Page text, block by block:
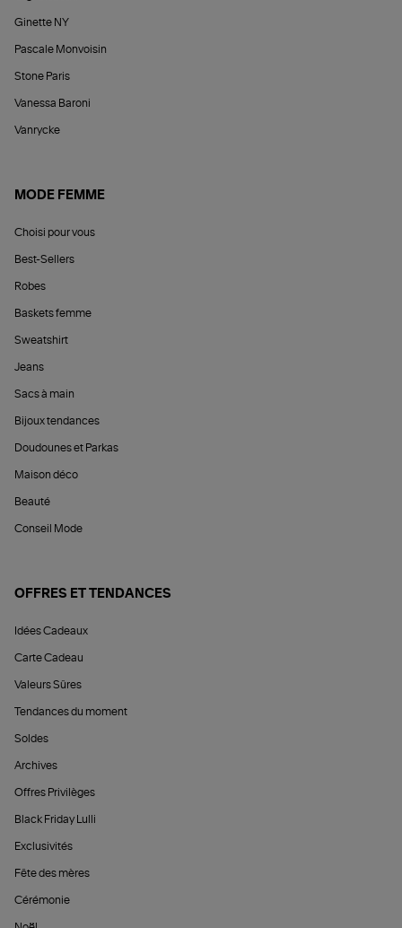
Ginette NY
Pascale Monvoisin
Stone Paris
Vanessa Baroni
Vanrycke
MODE FEMME
Choisi pour vous
Best-Sellers
Robes
Baskets femme
Sweatshirt
Jeans
Sacs à main
Bijoux tendances
Doudounes et Parkas
Maison déco
Beauté
Conseil Mode
OFFRES ET TENDANCES
Idées Cadeaux
Carte Cadeau
Valeurs Sûres
Tendances du moment
Soldes
Archives
Offres Privilèges
Black Friday Lulli
Exclusivités
Fête des mères
Cérémonie